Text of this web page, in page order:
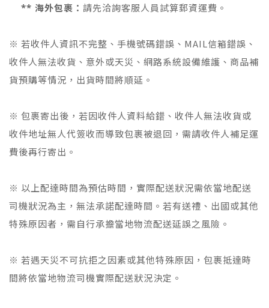
** 海外包裹： 請先洽詢客服人員試算郵資運費。
※ 若收件人資訊不完整、手機號碼錯誤、MAIL信箱錯誤、
收件人無法收貨、意外或天災、網路系統設備維護、商品補
貨預購等情況，出貨時間將順延。
※ 包裹寄出後，若因收件人資料給錯、收件人無法收貨或
收件地址無人代簽收而導致包裹被退回，需請收件人補足運
費後再行寄出。
※ 以上配達時間為預估時間，實際配送狀況需依當地配送
司機狀況為主，無法承諾配達時間。若有送禮、出國或其他
特殊原因者，需自行承擔當地物流配送延誤之風險。
※ 若遇天災不可抗拒之因素或其他特殊原因，包裹抵達時
間將依當地物流司機實際配送狀況決定。